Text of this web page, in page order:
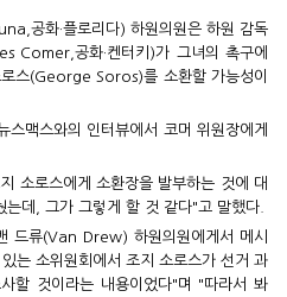
공화·플로리다) 하원의원은 하원 감독
Comer,공화·켄터키)가 그녀의 촉구에
스(George Soros)를 소환할 가능성이
맥스와의 인터뷰에서 코머 위원장에게
소로스에게 소환장을 발부하는 것에 대
데, 그가 그렇게 할 것 같다"고 말했다.
드류(Van Drew) 하원의원에게서 메시
는 소위원회에서 조지 소로스가 선거 과
할 것이라는 내용이었다"며 "따라서 봐